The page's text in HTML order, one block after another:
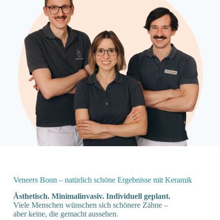
Veneers Bonn – natürlich schöne Ergebnisse mit Keramik
Ästhetisch. Minimalinvasiv. Individuell geplant.
Viele Menschen wünschen sich schönere Zähne –
aber keine, die gemacht aussehen.